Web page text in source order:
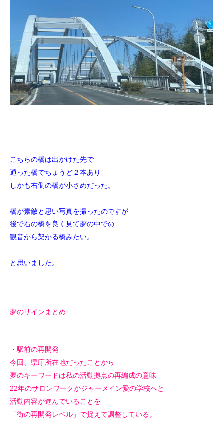
こちらの橋は出かけた先で
通った橋でちょうど２本あり
しかも右側の橋が小さめだった。
橋が素敵と思い写真を撮ったのですが
後で右の橋を良く見て夢の中での
観音から架かる橋みたい。
と思いました。
夢のサインまとめ
・駅前の再開発
今回、県庁所在地だったことから
夢のキーワードは私の活動拠点の再編成の意味
22年のサロンワークがジャーメイン愛の学校へと
活動内容が進んでいることを
「街の再開発レベル」で捉えて調整している。